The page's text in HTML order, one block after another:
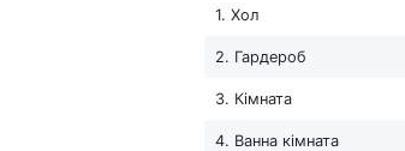
1. Хол
2. Гардероб
3. Кімната
4. Ванна кімната